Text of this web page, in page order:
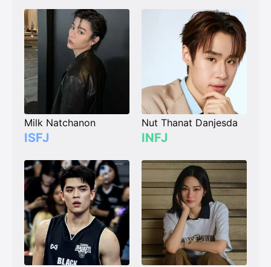
Milk Natchanon
ISFJ
Nut Thanat Danjesda
INFJ